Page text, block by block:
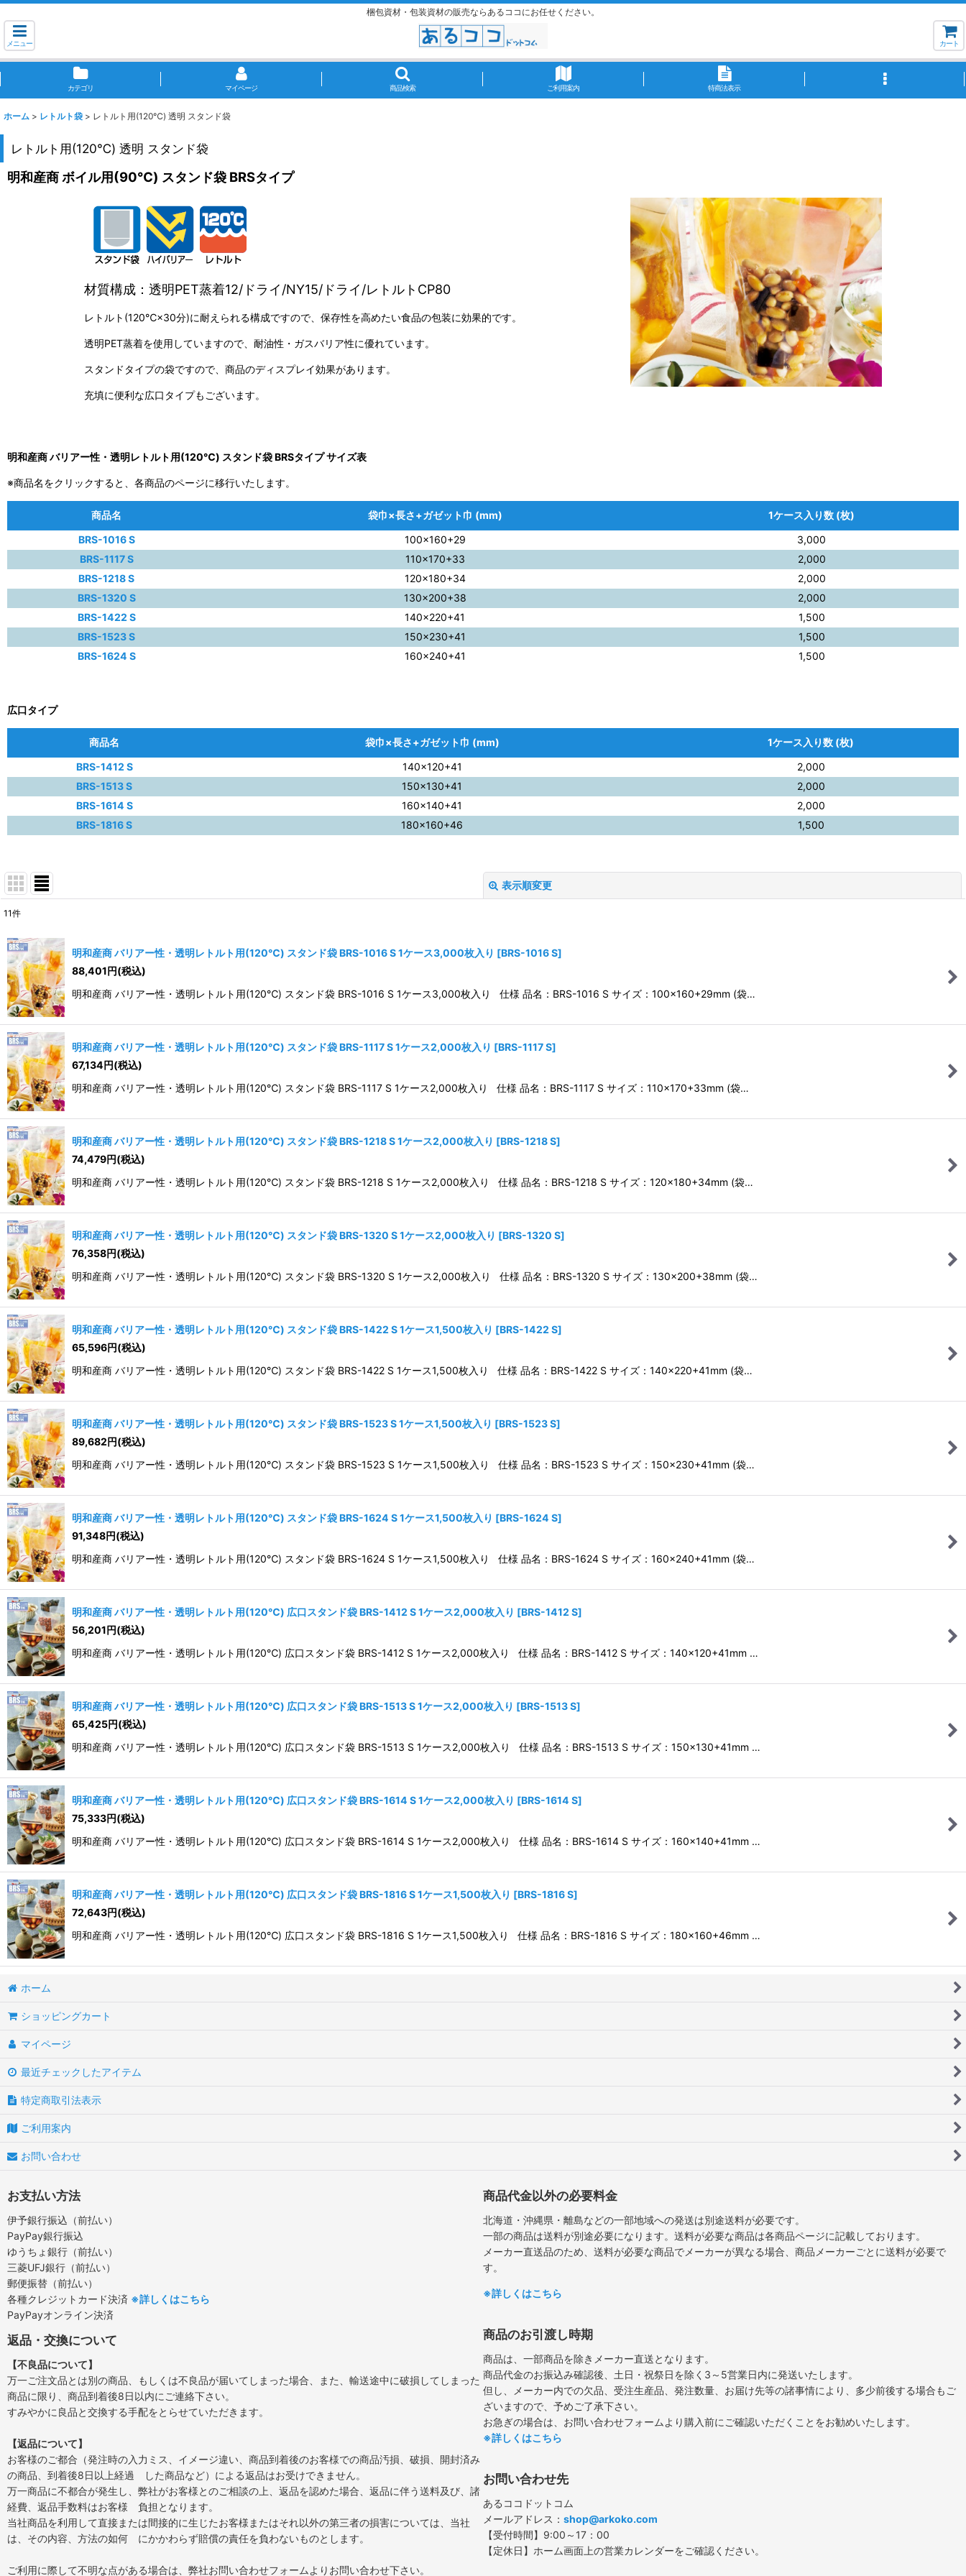
梱包資材・包装資材の販売ならあるココにお任せください。
メニュー カート
カテゴリ マイページ 商品検索 ご利用案内 特商法表示
ホーム > レトルト袋 > レトルト用(120℃) 透明 スタンド袋
レトルト用(120℃) 透明 スタンド袋
明和産商 ボイル用(90℃) スタンド袋 BRSタイプ
材質構成：透明PET蒸着12/ドライ/NY15/ドライ/レトルトCP80
レトルト(120℃×30分)に耐えられる構成ですので、保存性を高めたい食品の包装に効果的です。
透明PET蒸着を使用していますので、耐油性・ガスバリア性に優れています。
スタンドタイプの袋ですので、商品のディスプレイ効果があります。
充填に便利な広口タイプもございます。
明和産商 バリアー性・透明レトルト用(120℃) スタンド袋 BRSタイプ サイズ表
※商品名をクリックすると、各商品のページに移行いたします。
商品名 袋巾×長さ+ガゼット巾 (mm)
1ケース入り数 (枚)
BRS-1016 S
100×160+29
3,000
BRS-1117 S
110×170+33
2,000
BRS-1218 S
120×180+34
2,000
BRS-1320 S
130×200+38
2,000
BRS-1422 S
140×220+41
1,500
BRS-1523 S
150×230+41
1,500
BRS-1624 S
160×240+41 1,500
広口タイプ
商品名 袋巾×長さ+ガゼット巾 (mm)
1ケース入り数 (枚)
BRS-1412 S
140×120+41
2,000
BRS-1513 S
150×130+41
2,000
BRS-1614 S
160×140+41
2,000
BRS-1816 S
180×160+46 1,500
表示順変更
並び順:
11件
明和産商 バリアー性・透明レトルト用(120℃) スタンド袋 BRS-1016 S 1ケース3,000枚入り [BRS-1016 S]
88,401円(税込)
明和産商 バリアー性・透明レトルト用(120℃) スタンド袋 BRS-1016 S 1ケース3,000枚入り 仕様 品名：BRS-1016 S サイズ：100×160+29mm (袋…
明和産商 バリアー性・透明レトルト用(120℃) スタンド袋 BRS-1117 S 1ケース2,000枚入り [BRS-1117 S]
67,134円(税込)
明和産商 バリアー性・透明レトルト用(120℃) スタンド袋 BRS-1117 S 1ケース2,000枚入り 仕様 品名：BRS-1117 S サイズ：110×170+33mm (袋…
明和産商 バリアー性・透明レトルト用(120℃) スタンド袋 BRS-1218 S 1ケース2,000枚入り [BRS-1218 S]
74,479円(税込)
明和産商 バリアー性・透明レトルト用(120℃) スタンド袋 BRS-1218 S 1ケース2,000枚入り 仕様 品名：BRS-1218 S サイズ：120×180+34mm (袋…
明和産商 バリアー性・透明レトルト用(120℃) スタンド袋 BRS-1320 S 1ケース2,000枚入り [BRS-1320 S]
76,358円(税込)
明和産商 バリアー性・透明レトルト用(120℃) スタンド袋 BRS-1320 S 1ケース2,000枚入り 仕様 品名：BRS-1320 S サイズ：130×200+38mm (袋…
明和産商 バリアー性・透明レトルト用(120℃) スタンド袋 BRS-1422 S 1ケース1,500枚入り [BRS-1422 S]
65,596円(税込)
明和産商 バリアー性・透明レトルト用(120℃) スタンド袋 BRS-1422 S 1ケース1,500枚入り 仕様 品名：BRS-1422 S サイズ：140×220+41mm (袋…
明和産商 バリアー性・透明レトルト用(120℃) スタンド袋 BRS-1523 S 1ケース1,500枚入り [BRS-1523 S]
89,682円(税込)
明和産商 バリアー性・透明レトルト用(120℃) スタンド袋 BRS-1523 S 1ケース1,500枚入り 仕様 品名：BRS-1523 S サイズ：150×230+41mm (袋…
明和産商 バリアー性・透明レトルト用(120℃) スタンド袋 BRS-1624 S 1ケース1,500枚入り [BRS-1624 S]
91,348円(税込)
明和産商 バリアー性・透明レトルト用(120℃) スタンド袋 BRS-1624 S 1ケース1,500枚入り 仕様 品名：BRS-1624 S サイズ：160×240+41mm (袋…
明和産商 バリアー性・透明レトルト用(120℃) 広口スタンド袋 BRS-1412 S 1ケース2,000枚入り [BRS-1412 S]
56,201円(税込)
明和産商 バリアー性・透明レトルト用(120℃) 広口スタンド袋 BRS-1412 S 1ケース2,000枚入り 仕様 品名：BRS-1412 S サイズ：140×120+41mm …
明和産商 バリアー性・透明レトルト用(120℃) 広口スタンド袋 BRS-1513 S 1ケース2,000枚入り [BRS-1513 S]
65,425円(税込)
明和産商 バリアー性・透明レトルト用(120℃) 広口スタンド袋 BRS-1513 S 1ケース2,000枚入り 仕様 品名：BRS-1513 S サイズ：150×130+41mm …
明和産商 バリアー性・透明レトルト用(120℃) 広口スタンド袋 BRS-1614 S 1ケース2,000枚入り [BRS-1614 S]
75,333円(税込)
明和産商 バリアー性・透明レトルト用(120℃) 広口スタンド袋 BRS-1614 S 1ケース2,000枚入り 仕様 品名：BRS-1614 S サイズ：160×140+41mm …
明和産商 バリアー性・透明レトルト用(120℃) 広口スタンド袋 BRS-1816 S 1ケース1,500枚入り [BRS-1816 S]
72,643円(税込)
明和産商 バリアー性・透明レトルト用(120℃) 広口スタンド袋 BRS-1816 S 1ケース1,500枚入り 仕様 品名：BRS-1816 S サイズ：180×160+46mm …
ホーム
ショッピングカート
マイページ
最近チェックしたアイテム
特定商取引法表示
ご利用案内
お問い合わせ
お支払い方法
伊予銀行振込（前払い）
PayPay銀行振込
ゆうちょ銀行（前払い）
三菱UFJ銀行（前払い）
郵便振替（前払い）
各種クレジットカード決済 ※詳しくはこちら
PayPayオンライン決済
返品・交換について
【不良品について】
万一ご注文品とは別の商品、もしくは不良品が届いてしまった場合、また、輸送途中に破損してしまった
商品に限り、商品到着後8日以内にご連絡下さい。
すみやかに良品と交換する手配をとらせていただきます。
【返品について】
お客様のご都合（発注時の入力ミス、イメージ違い、商品到着後のお客様での商品汚損、破損、開封済み
の商品、到着後8日以上経過 した商品など）による返品はお受けできません。
万一商品に不都合が発生し、弊社がお客様とのご相談の上、返品を認めた場合、返品に伴う送料及び、諸
経費、返品手数料はお客様 負担となります。
当社商品を利用して直接または間接的に生じたお客様またはそれ以外の第三者の損害については、当社
は、その内容、方法の如何 にかかわらず賠償の責任を負わないものとします。
ご利用に際して不明な点がある場合は、弊社お問い合わせフォームよりお問い合わせ下さい。
商品代金以外の必要料金
北海道・沖縄県・離島などの一部地域への発送は別途送料が必要です。
一部の商品は送料が別途必要になります。送料が必要な商品は各商品ページに記載しております。
メーカー直送品のため、送料が必要な商品でメーカーが異なる場合、商品メーカーごとに送料が必要で
す。
※詳しくはこちら
商品のお引渡し時期
商品は、一部商品を除きメーカー直送となります。
商品代金のお振込み確認後、土日・祝祭日を除く3～5営業日内に発送いたします。
但し、メーカー内での欠品、受注生産品、発注数量、お届け先等の諸事情により、多少前後する場合もご
ざいますので、予めご了承下さい。
お急ぎの場合は、お問い合わせフォームより購入前にご確認いただくことをお勧めいたします。
※詳しくはこちら
お問い合わせ先
あるココドットコム
メールアドレス： shop@arkoko.com
【受付時間】9:00～17：00
【定休日】ホーム画面上の営業カレンダーをご確認ください。